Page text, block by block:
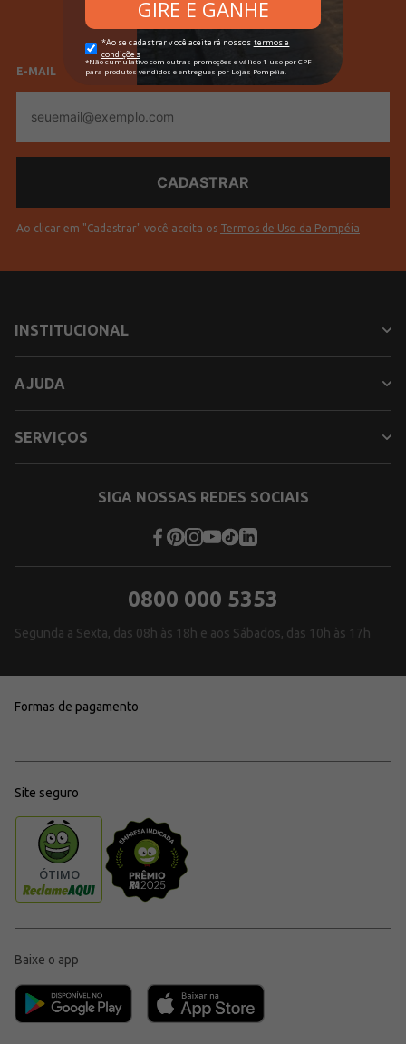
Confecção Convencional
Adulto
Jeans
Cores
Feminino Masculino
E-MAIL
mail
Ao clicar em "Cadastrar" você aceita os Termos de Uso da Pompéia
INSTITUCIONAL
AJUDA
SERVIÇOS
SIGA NOSSAS REDES SOCIAIS
0800 000 5353
Segunda a Sexta, das 08h às 18h e aos Sábados, das 10h às 17h
Formas de pagamento
Site seguro
Baixe o app